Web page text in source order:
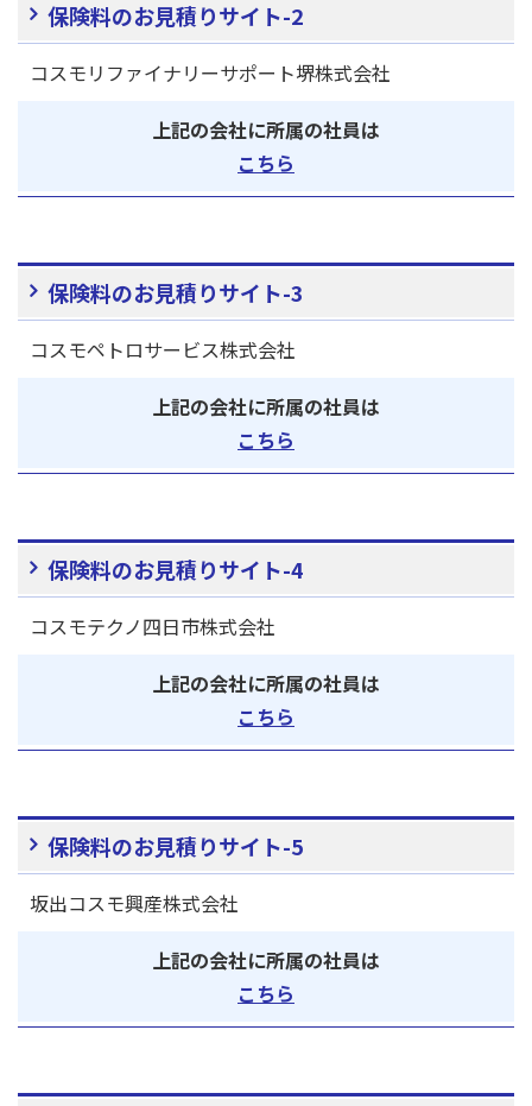
保険料のお見積りサイト-2
コスモリファイナリーサポート堺株式会社
上記の会社に所属の社員は
こちら
保険料のお見積りサイト-3
コスモペトロサービス株式会社
上記の会社に所属の社員は
こちら
保険料のお見積りサイト-4
コスモテクノ四日市株式会社
上記の会社に所属の社員は
こちら
保険料のお見積りサイト-5
坂出コスモ興産株式会社
上記の会社に所属の社員は
こちら